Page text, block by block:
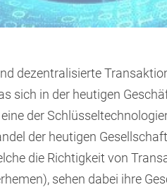
dezentralisierte
sich in der heutigen
der
der heutigen
die Richtigkeit von
sehen dabei ihre